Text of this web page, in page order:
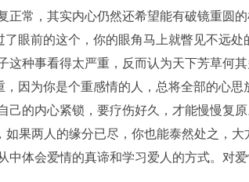
常，其实内心仍然还希望能有破镜重圆的
前的这个，你的眼角马上就瞥见不远处
这种事看得太严重，反而认为天下芳草何
为你是个重感情的人，总将全部的心思
的内心紧锁，要疗伤好久，才能慢慢复原
两人的缘分已尽，你也能泰然处之，大
中体会爱情的真谛和学习爱人的方式。对